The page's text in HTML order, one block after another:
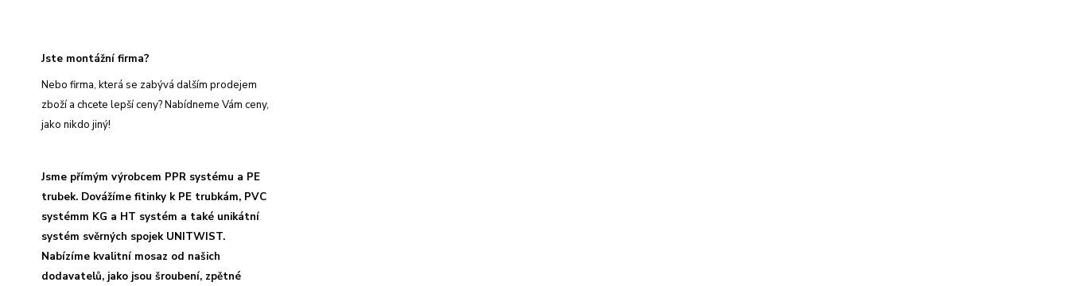
Jste montážní firma?
Nebo firma, která se zabývá dalším prodejem
zboží a chcete lepší ceny? Nabídneme Vám ceny,
jako nikdo jiný!
Jsme přímým výrobcem PPR systému a PE
trubek. Dovážíme fitinky k PE trubkám, PVC
systémm KG a HT systém a také unikátní
systém svěrných spojek UNITWIST.
Nabízíme kvalitní mosaz od našich
dodavatelů, jako jsou šroubení, zpětné